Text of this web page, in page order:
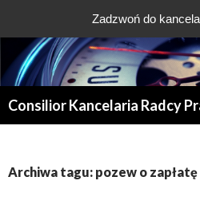
Zadzwoń do
Archiwa tagu: pozew o zapłatę